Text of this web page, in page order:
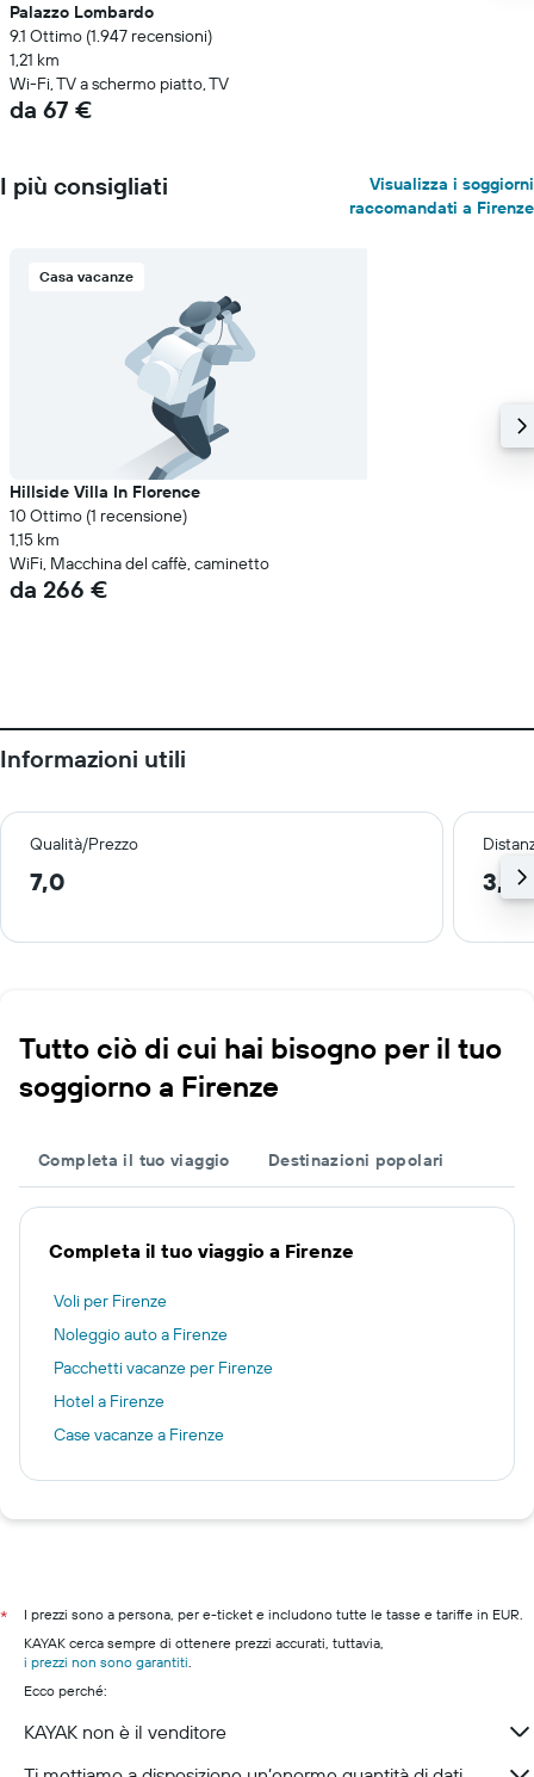
Palazzo Lombardo
9.1 Ottimo (1.947 recensioni)
1,21 km
Wi-Fi, TV a schermo piatto, TV
da 67 €
I più consigliati
Visualizza i soggiorni
raccomandati a Firenze
Casa vacanze
Hillside Villa In Florence
10 Ottimo (1 recensione)
1,15 km
WiFi, Macchina del caffè, caminetto
da 266 €
Informazioni utili
Qualità/Prezzo
7,0 3,7
Tutto ciò di cui hai bisogno per il tuo
soggiorno a Firenze
Completa il tuo viaggio Destinazioni popolari
Completa il tuo viaggio a Firenze
Voli per Firenze
Noleggio auto a Firenze
Pacchetti vacanze per Firenze
Hotel a Firenze
Case vacanze a Firenze
*
I prezzi sono a persona, per e-ticket e includono tutte le tasse e tariffe in EUR.
KAYAK cerca sempre di ottenere prezzi accurati, tuttavia,
i prezzi non sono garantiti.
Ecco perché:
KAYAK non è il venditore